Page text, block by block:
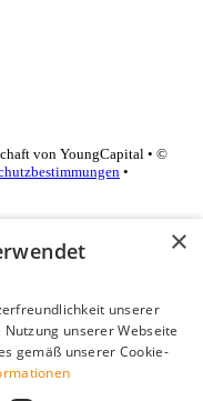
von YoungCapital • ©
•
×
unserer
unserer Webseite
gemäß unserer Cookie-